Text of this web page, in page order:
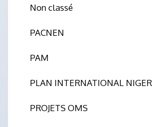
Non classé
PACNEN
PAM
PLAN INTERNATIONAL NIGER
PROJETS OMS